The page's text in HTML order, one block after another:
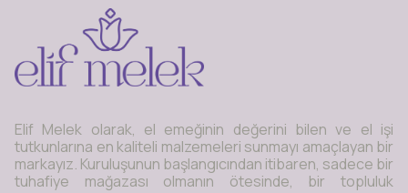
Elif Melek olarak, el emeğinin değerini bilen ve el işi
tutkunlarına en kaliteli malzemeleri sunmayı amaçlayan bir
markayız. Kuruluşunun başlangıcından itibaren, sadece bir
tuhafiye mağazası olmanın ötesinde, bir topluluk